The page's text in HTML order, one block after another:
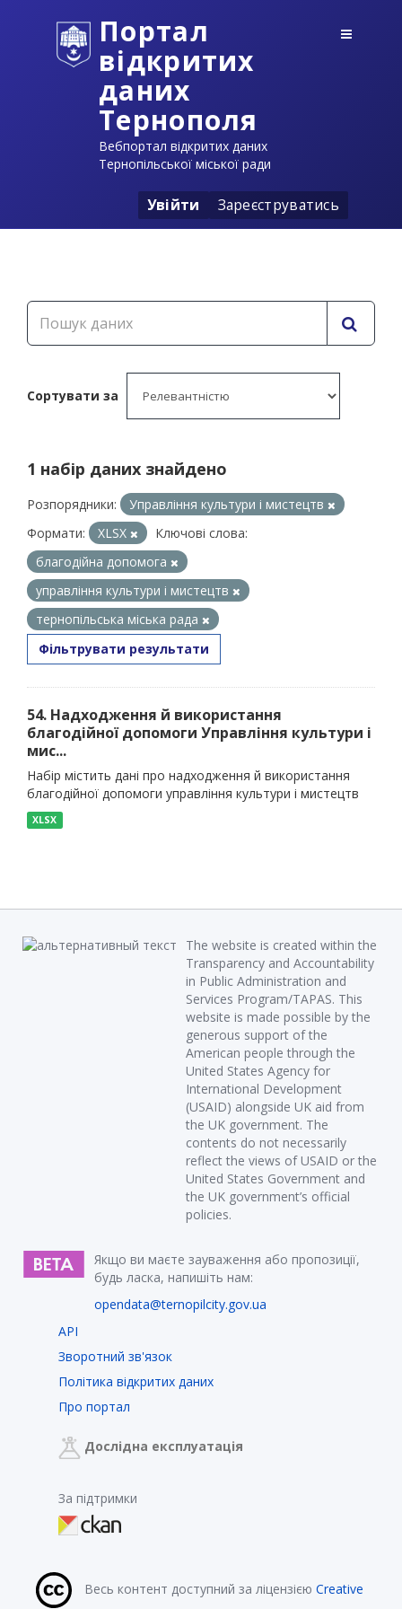
Портал
відкритих
даних
Тернополя
Вебпортал відкритих даних
Тернопільської міської ради
Увійти Зареєструватись
Сортувати за
1 набір даних знайдено
Розпорядники:
Управління культури і мистецтв
Формати:
XLSX
Ключові слова:
благодійна допомога
управління культури і мистецтв
тернопільська міська рада
Фільтрувати результати
54. Надходження й використання
благодійної допомоги Управління культури і
мис...
Набір містить дані про надходження й використання
благодійної допомоги управління культури і мистецтв
XLSX
The website is created within the
Transparency and Accountability
in Public Administration and
Services Program/TAPAS. This
website is made possible by the
generous support of the
American people through the
United States Agency for
International Development
(USAID) alongside UK aid from
the UK government. The
contents do not necessarily
reflect the views of USAID or the
United States Government and
the UK government’s official
policies.
Якщо ви маєте зауваження або пропозиції,
будь ласка, напишіть нам:
opendata@ternopilcity.gov.ua
API
Зворотний зв'язок
Політика відкритих даних
Про портал
Дослідна експлуатація
За підтримки
Весь контент доступний за ліцензією Creative